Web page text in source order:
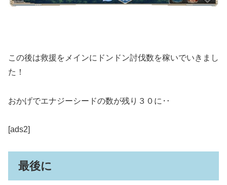
この後は救援をメインにドンドン討伐数を稼いでいきまし
た！
おかげでエナジーシードの数が残り３０に‥
[ads2]
最後に